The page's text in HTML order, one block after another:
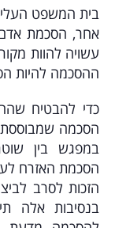
בית המשפט
אחר, הסכמת אדם
עשויה להוות
ההסכמה להיות
כדי להבטיח
הסכמה שמבוססת
במפגש בין
הסכמת האזרח
הזכות לסרב
בנסיבות אלה